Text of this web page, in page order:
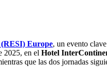
(RESI) Europe, un evento
2025, en el Hotel
que las dos jornadas